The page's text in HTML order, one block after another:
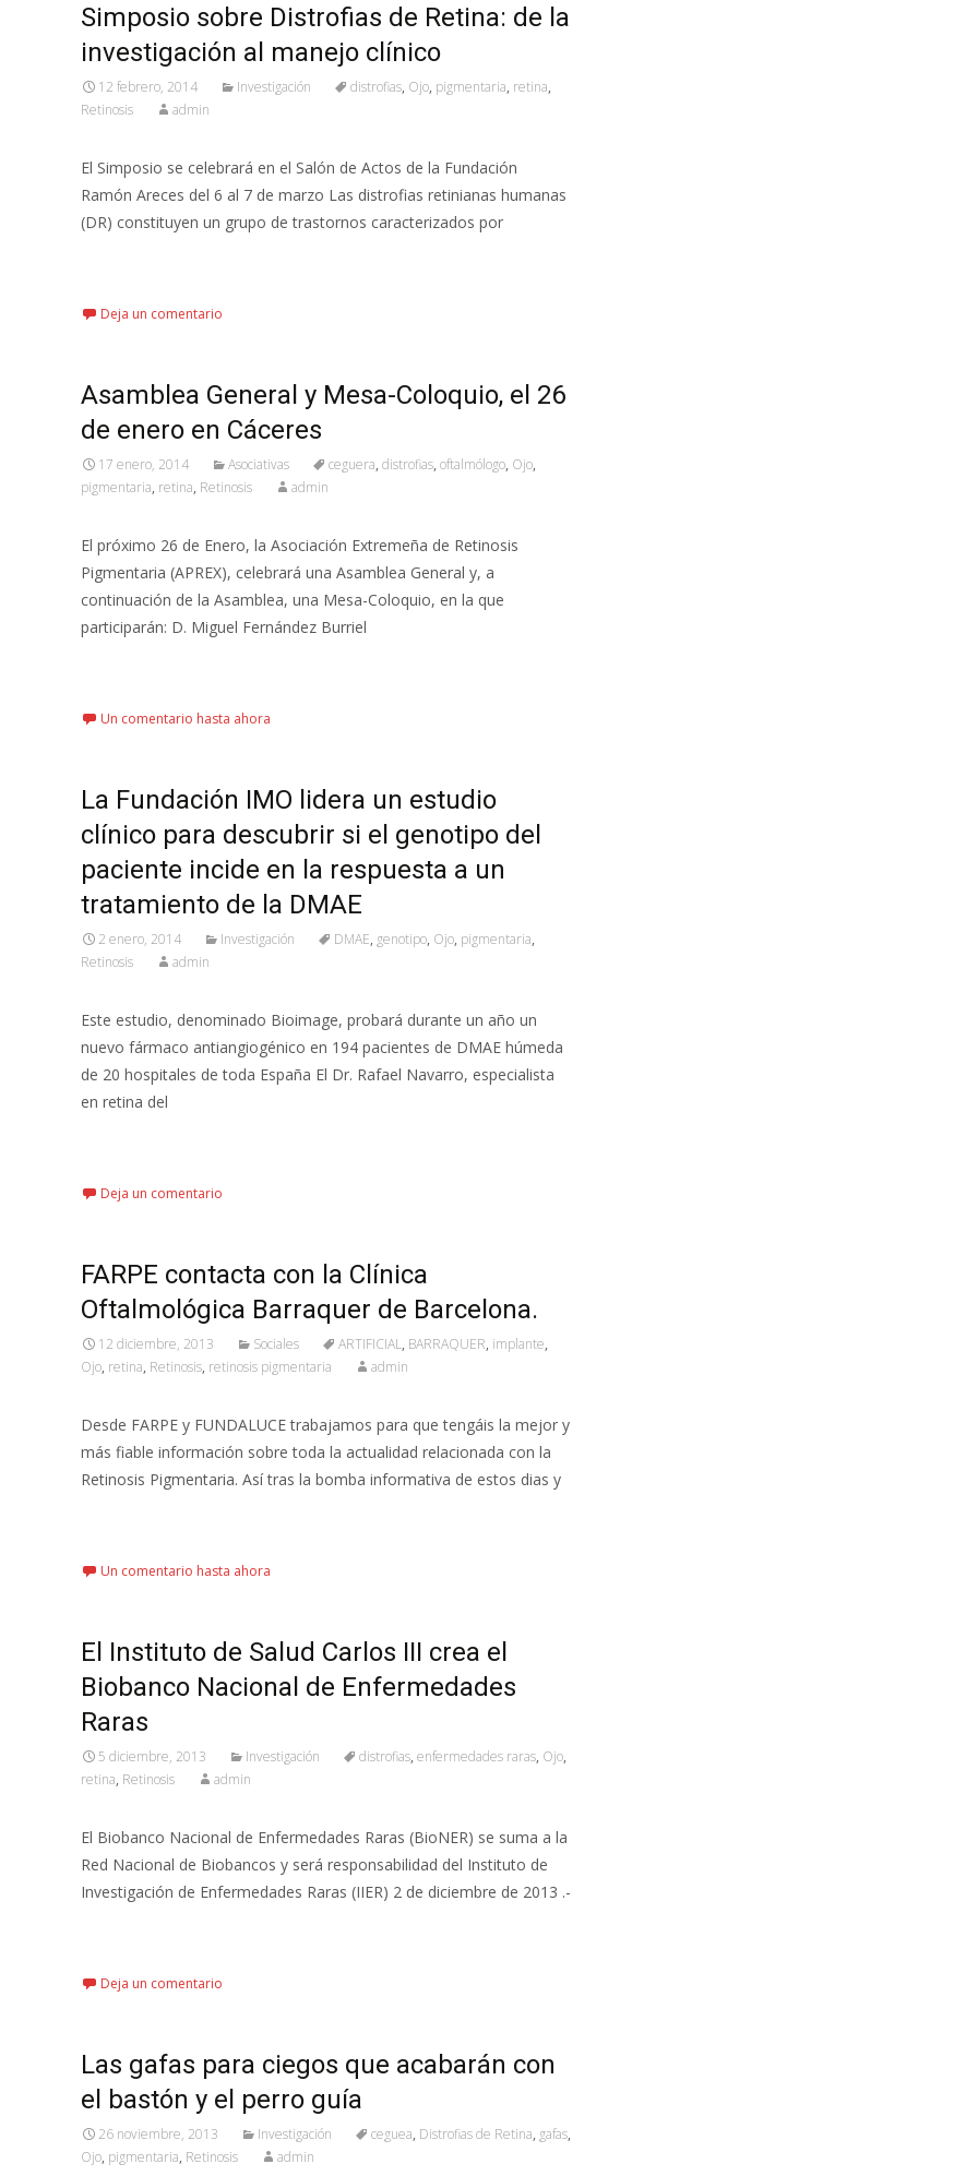
Simposio sobre Distrofias de Retina: de la
investigación al manejo clínico
12 febrero, 2014 Investigación distrofias, Ojo, pigmentaria, retina,
Retinosis
admin
El Simposio se celebrará en el Salón de Actos de la Fundación
Ramón Areces del 6 al 7 de marzo Las distrofias retinianas humanas
(DR) constituyen un grupo de trastornos caracterizados por
Deja un comentario
Asamblea General y Mesa-Coloquio, el 26
de enero en Cáceres
17 enero, 2014 Asociativas ceguera, distrofias, oftalmólogo, Ojo,
pigmentaria, retina, Retinosis admin
El próximo 26 de Enero, la Asociación Extremeña de Retinosis
Pigmentaria (APREX), celebrará una Asamblea General y, a
continuación de la Asamblea, una Mesa-Coloquio, en la que
participarán: D. Miguel Fernández Burriel
Un comentario hasta ahora
La Fundación IMO lidera un estudio
clínico para descubrir si el genotipo del
paciente incide en la respuesta a un
tratamiento de la DMAE
2 enero, 2014 Investigación DMAE, genotipo, Ojo, pigmentaria,
Retinosis
admin
Este estudio, denominado Bioimage, probará durante un año un
nuevo fármaco antiangiogénico en 194 pacientes de DMAE húmeda
de 20 hospitales de toda España El Dr. Rafael Navarro, especialista
en retina del
Deja un comentario
FARPE contacta con la Clínica
Oftalmológica Barraquer de Barcelona.
12 diciembre, 2013 Sociales ARTIFICIAL, BARRAQUER, implante,
Ojo, retina, Retinosis, retinosis pigmentaria admin
Desde FARPE y FUNDALUCE trabajamos para que tengáis la mejor y
más fiable información sobre toda la actualidad relacionada con la
Retinosis Pigmentaria. Así tras la bomba informativa de estos dias y
Un comentario hasta ahora
El Instituto de Salud Carlos III crea el
Biobanco Nacional de Enfermedades
Raras
5 diciembre, 2013 Investigación distrofias, enfermedades raras, Ojo,
retina, Retinosis admin
El Biobanco Nacional de Enfermedades Raras (BioNER) se suma a la
Red Nacional de Biobancos y será responsabilidad del Instituto de
Investigación de Enfermedades Raras (IIER) 2 de diciembre de 2013 .-
Deja un comentario
Las gafas para ciegos que acabarán con
el bastón y el perro guía
26 noviembre, 2013 Investigación ceguea, Distrofias de Retina, gafas,
Ojo, pigmentaria, Retinosis admin